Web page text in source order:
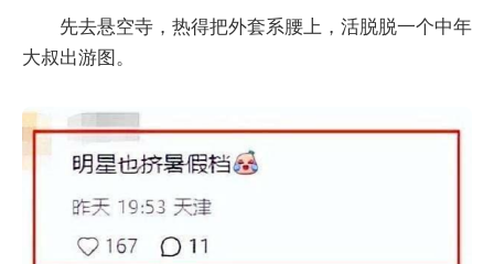
先去悬空寺，热得把外套系腰上，活脱脱一个中年
大叔出游图。